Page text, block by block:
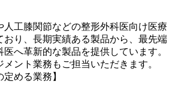
人工膝関節などの整形外科医向け医療
おり、長期実績ある製品から、最先端
へ革新的な製品を提供しています。
ント業務もご担当いただきます。
定める業務】